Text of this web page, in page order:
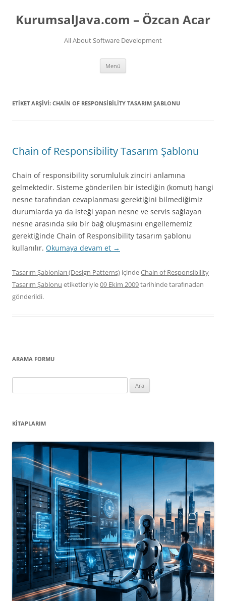
KurumsalJava.com – Özcan Acar
All About Software Development
Menü
ETIKET ARŞIVI: CHAIN OF RESPONSIBILITY TASARIM ŞABLONU
Chain of Responsibility Tasarım Şablonu
Chain of responsibility sorumluluk zinciri anlamına
gelmektedir. Sisteme gönderilen bir istediğin (komut) hangi
nesne tarafından cevaplanması gerektiğini bilmediğimiz
durumlarda ya da isteği yapan nesne ve servis sağlayan
nesne arasında sıkı bir bağ oluşmasını engellememiz
gerektiğinde Chain of Responsibility tasarım şablonu
kullanılır. Okumaya devam et →
Tasarım Şablonları (Design Patterns) içindeChain of Responsibility
Tasarım Şablonu etiketleriyle09 Ekim 2009tarihindetarafınadan
gönderildi.
ARAMA FORMU
KITAPLARIM